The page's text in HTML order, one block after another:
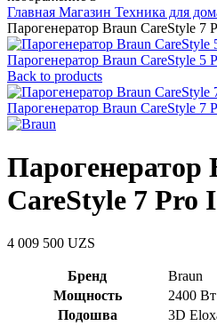
Главная Магазин Техника для
Парогенератор Braun CareStyle 7
Парогенератор Braun CareStyle 5
Back to products
Парогенератор Braun CareStyle 7
Парогенератор
CareStyle 7 Pro
4 009 500 UZS
Бренд
Braun
Мощность
2400 Вт
Подошва
3D